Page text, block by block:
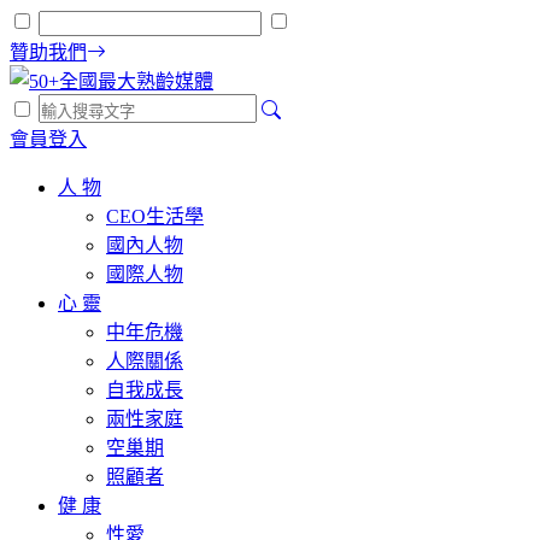
贊助我們
會員登入
人 物
CEO生活學
國內人物
國際人物
心 靈
中年危機
人際關係
自我成長
兩性家庭
空巢期
照顧者
健 康
性愛